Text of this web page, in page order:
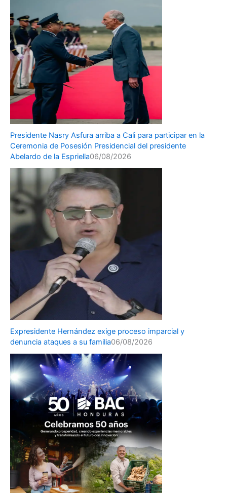
Presidente Nasry Asfura arriba a Cali para participar en la
Ceremonia de Posesión Presidencial del presidente
Abelardo de la Espriella06/08/2026
Expresidente Hernández exige proceso imparcial y
denuncia ataques a su familia06/08/2026